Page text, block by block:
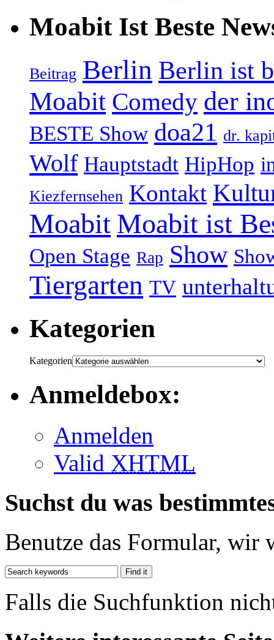
Moabit Ist Beste
Beitrag Berlin Berlin ist
Moabit Comedy der
BESTE Show doa21 dr.
Wolf Hauptstadt HipHop
Kiezfernsehen Kontakt
Moabit Moabit ist
Open Stage Rap Show
Tiergarten TV
Kategorien
Kategorien
Anmeldebox:
Anmelden
Valid XHTML
Suchst du was
Benutze das Formular, wir
Falls die Suchfunktion